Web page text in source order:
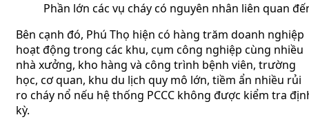
Phần lớn các vụ cháy có nguyên nhân liên quan
Bên cạnh đó, Phú Thọ hiện có hàng trăm doanh nghiệp
hoạt động trong các khu, cụm công nghiệp cùng nhiều
nhà xưởng, kho hàng và công trình bệnh viên, trường
học, cơ quan, khu du lịch quy mô lớn, tiềm ẩn nhiều rủi
ro cháy nổ nếu hệ thống PCCC không được kiểm tra
kỳ.